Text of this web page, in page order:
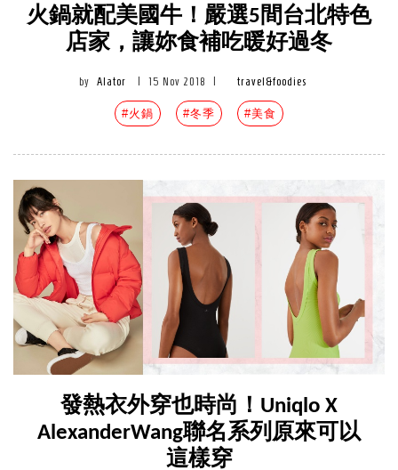
火鍋就配美國牛！嚴選5間台北特色
店家，讓妳食補吃暖好過冬
by Alator 15 Nov 2018 travel&foodies
#火鍋 #冬季 #美食
發熱衣外穿也時尚！Uniqlo X
AlexanderWang聯名系列原來可以
這樣穿